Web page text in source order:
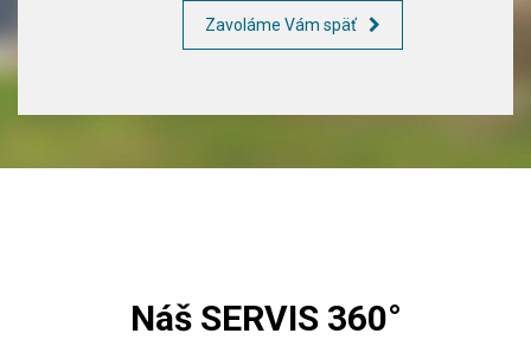
Zavoláme Vám späť
Náš SERVIS 360°